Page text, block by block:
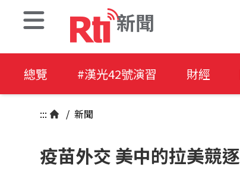
新聞
總覽 #漢光42號演習 財經
::: / 新聞
疫苗外交 美中的拉美競逐